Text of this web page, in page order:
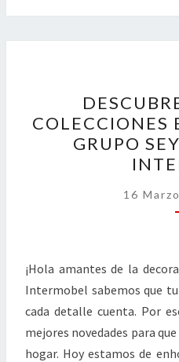
COLECCIONES
GRUPO
16
¡Hola amantes de la
Intermobel sabemos que
cada detalle cuenta. Por
mejores novedades para
hogar. Hoy estamos de